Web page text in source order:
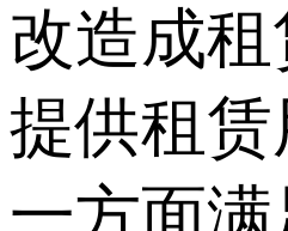
改造成
提供租赁
一方面满